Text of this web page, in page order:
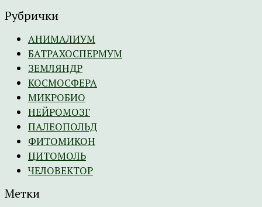
Рубрички
АНИМАЛИУМ
БАТРАХОСПЕРМУМ
ЗЕМЛЯНДР
КОСМОСФЕРА
МИКРОБИО
НЕЙРОМОЗГ
ПАЛЕОПОЛЬД
ФИТОМИКОН
ЦИТОМОЛЬ
ЧЕЛОВЕКТОР
Метки